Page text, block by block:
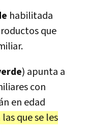
habilitada
que
) apunta a
con
en edad
las que se les